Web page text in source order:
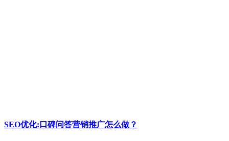
SEO优化:口碑问答营销推广怎么做？